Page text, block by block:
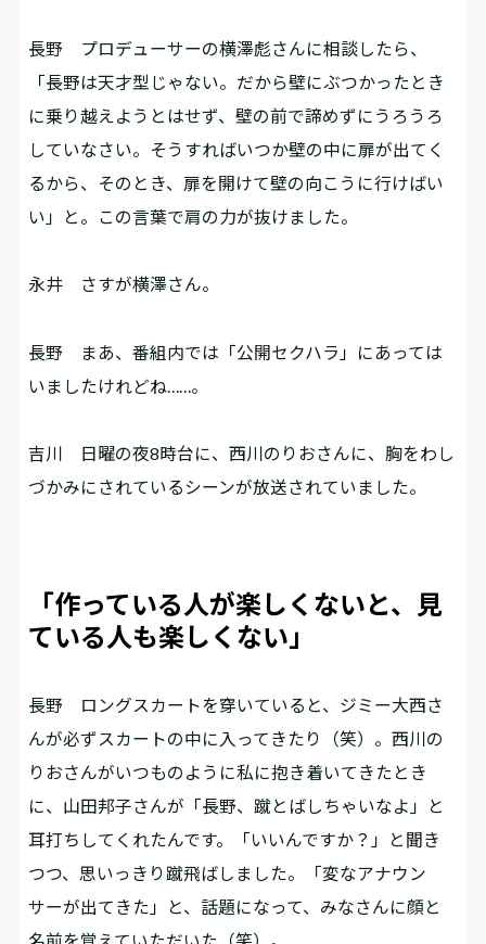
長野 プロデューサーの横澤彪さんに相談したら、
「長野は天才型じゃない。だから壁にぶつかったとき
に乗り越えようとはせず、壁の前で諦めずにうろうろ
していなさい。そうすればいつか壁の中に扉が出てく
るから、そのとき、扉を開けて壁の向こうに行けばい
い」と。この言葉で肩の力が抜けました。
永井 さすが横澤さん。
長野 まあ、番組内では「公開セクハラ」にあっては
いましたけれどね……。
吉川 日曜の夜8時台に、西川のりおさんに、胸をわし
づかみにされているシーンが放送されていました。
「作っている人が楽しくないと、見
ている人も楽しくない」
長野 ロングスカートを穿いていると、ジミー大西さ
んが必ずスカートの中に入ってきたり（笑）。西川の
りおさんがいつものように私に抱き着いてきたとき
に、山田邦子さんが「長野、蹴とばしちゃいなよ」と
耳打ちしてくれたんです。「いいんですか？」と聞き
つつ、思いっきり蹴飛ばしました。「変なアナウン
サーが出てきた」と、話題になって、みなさんに顔と
名前を覚えていただいた（笑）。